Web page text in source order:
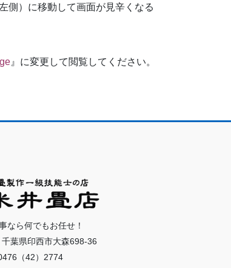
側）に移動して画面が見辛くなる
』に変更して閲覧してください。
なら何でもお任せ！
葉県印西市大森698-36
（42）2774